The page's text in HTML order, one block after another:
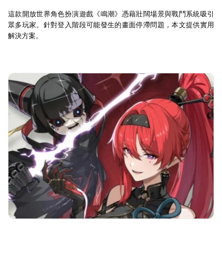
這款開放世界角色扮演遊戲《鳴潮》憑藉壯闊場景與戰鬥系統吸引
眾多玩家。針對登入階段可能發生的畫面停滯問題，本文提供實用
解決方案。